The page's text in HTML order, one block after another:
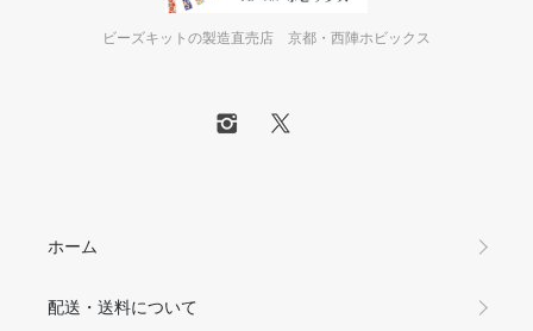
ビーズキットの製造直売店 京都・西陣ホビックス
ホーム
配送・送料について